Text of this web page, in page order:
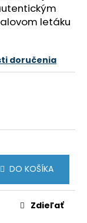
letáku
doručenia
DO KOŠÍKA
Zdieľať